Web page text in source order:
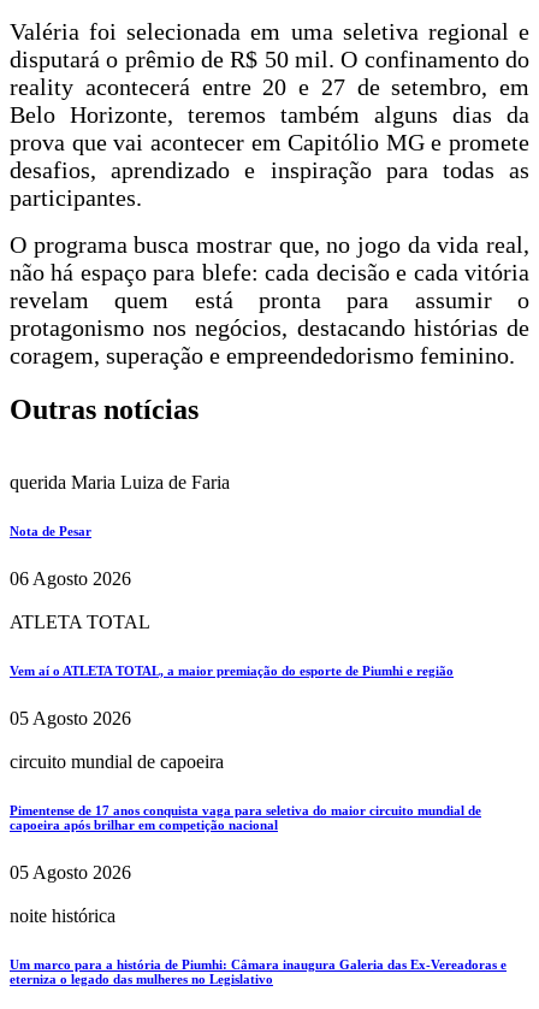
Valéria foi selecionada em uma seletiva regional e
disputará o prêmio de R$ 50 mil. O confinamento do
reality acontecerá entre 20 e 27 de setembro, em
Belo Horizonte, teremos também alguns dias da
prova que vai acontecer em Capitólio MG e promete
desafios, aprendizado e inspiração para todas as
participantes.
O programa busca mostrar que, no jogo da vida real,
não há espaço para blefe: cada decisão e cada vitória
revelam quem está pronta para assumir o
protagonismo nos negócios, destacando histórias de
coragem, superação e empreendedorismo feminino.
Outras notícias
querida Maria Luiza de Faria
Nota de Pesar
06 Agosto 2026
ATLETA TOTAL
Vem aí o ATLETA TOTAL, a maior premiação do esporte de Piumhi e região
05 Agosto 2026
circuito mundial de capoeira
Pimentense de 17 anos conquista vaga para seletiva do maior circuito mundial de
capoeira após brilhar em competição nacional
05 Agosto 2026
noite histórica
Um marco para a história de Piumhi: Câmara inaugura Galeria das Ex-Vereadoras e
eterniza o legado das mulheres no Legislativo